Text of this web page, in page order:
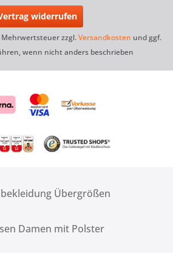
widerrufen
Mehrwertsteuer zzgl.Versandkosten und ggf.
wenn nicht anders beschrieben
Übergrößen
Damen mit Polster